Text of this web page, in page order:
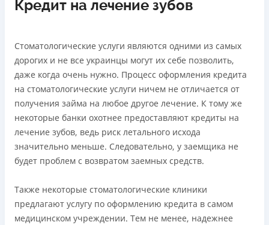
Кредит на лечение зубов
Стоматологические услуги являются одними из самых
дорогих и не все украинцы могут их себе позволить,
даже когда очень нужно. Процесс оформления кредита
на стоматологические услуги ничем не отличается от
получения займа на любое другое лечение. К тому же
некоторые банки охотнее предоставляют кредиты на
лечение зубов, ведь риск летального исхода
значительно меньше. Следовательно, у заемщика не
будет проблем с возвратом заемных средств.
Также некоторые стоматологические клиники
предлагают услугу по оформлению кредита в самом
медицинском учреждении. Тем не менее, надежнее